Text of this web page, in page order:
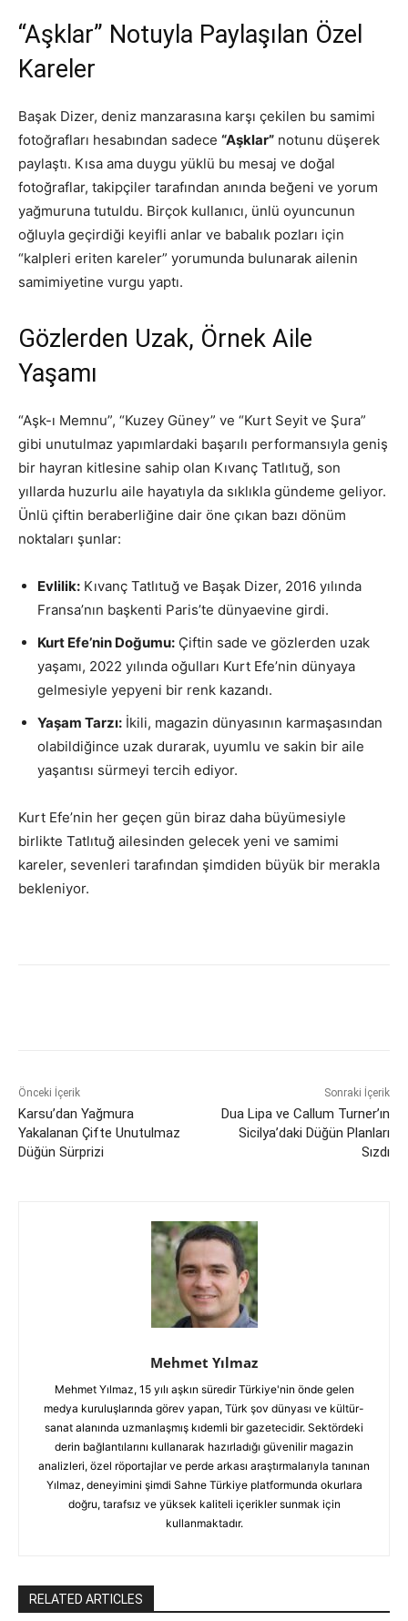
“Aşklar” Notuyla Paylaşılan Özel
Kareler
Başak Dizer, deniz manzarasına karşı çekilen bu samimi
fotoğrafları hesabından sadece “Aşklar” notunu düşerek
paylaştı. Kısa ama duygu yüklü bu mesaj ve doğal
fotoğraflar, takipçiler tarafından anında beğeni ve yorum
yağmuruna tutuldu. Birçok kullanıcı, ünlü oyuncunun
oğluyla geçirdiği keyifli anlar ve babalık pozları için
“kalpleri eriten kareler” yorumunda bulunarak ailenin
samimiyetine vurgu yaptı.
Gözlerden Uzak, Örnek Aile
Yaşamı
“Aşk-ı Memnu”, “Kuzey Güney” ve “Kurt Seyit ve Şura”
gibi unutulmaz yapımlardaki başarılı performansıyla geniş
bir hayran kitlesine sahip olan Kıvanç Tatlıtuğ, son
yıllarda huzurlu aile hayatıyla da sıklıkla gündeme geliyor.
Ünlü çiftin beraberliğine dair öne çıkan bazı dönüm
noktaları şunlar:
Evlilik: Kıvanç Tatlıtuğ ve Başak Dizer, 2016 yılında
Fransa’nın başkenti Paris’te dünyaevine girdi.
Kurt Efe’nin Doğumu: Çiftin sade ve gözlerden uzak
yaşamı, 2022 yılında oğulları Kurt Efe’nin dünyaya
gelmesiyle yepyeni bir renk kazandı.
Yaşam Tarzı: İkili, magazin dünyasının karmaşasından
olabildiğince uzak durarak, uyumlu ve sakin bir aile
yaşantısı sürmeyi tercih ediyor.
Kurt Efe’nin her geçen gün biraz daha büyümesiyle
birlikte Tatlıtuğ ailesinden gelecek yeni ve samimi
kareler, sevenleri tarafından şimdiden büyük bir merakla
bekleniyor.
Önceki İçerik
Karsu’dan Yağmura
Yakalanan Çifte Unutulmaz
Düğün Sürprizi
Sonraki İçerik
Dua Lipa ve Callum Turner’ın
Sicilya’daki Düğün Planları
Sızdı
Mehmet Yılmaz
Mehmet Yılmaz, 15 yılı aşkın süredir Türkiye'nin önde gelen
medya kuruluşlarında görev yapan, Türk şov dünyası ve kültür-
sanat alanında uzmanlaşmış kıdemli bir gazetecidir. Sektördeki
derin bağlantılarını kullanarak hazırladığı güvenilir magazin
analizleri, özel röportajlar ve perde arkası araştırmalarıyla tanınan
Yılmaz, deneyimini şimdi Sahne Türkiye platformunda okurlara
doğru, tarafsız ve yüksek kaliteli içerikler sunmak için
kullanmaktadır.
RELATED ARTICLES